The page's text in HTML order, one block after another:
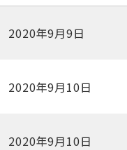
2020年9月9日
2020年9月10日
2020年9月10日